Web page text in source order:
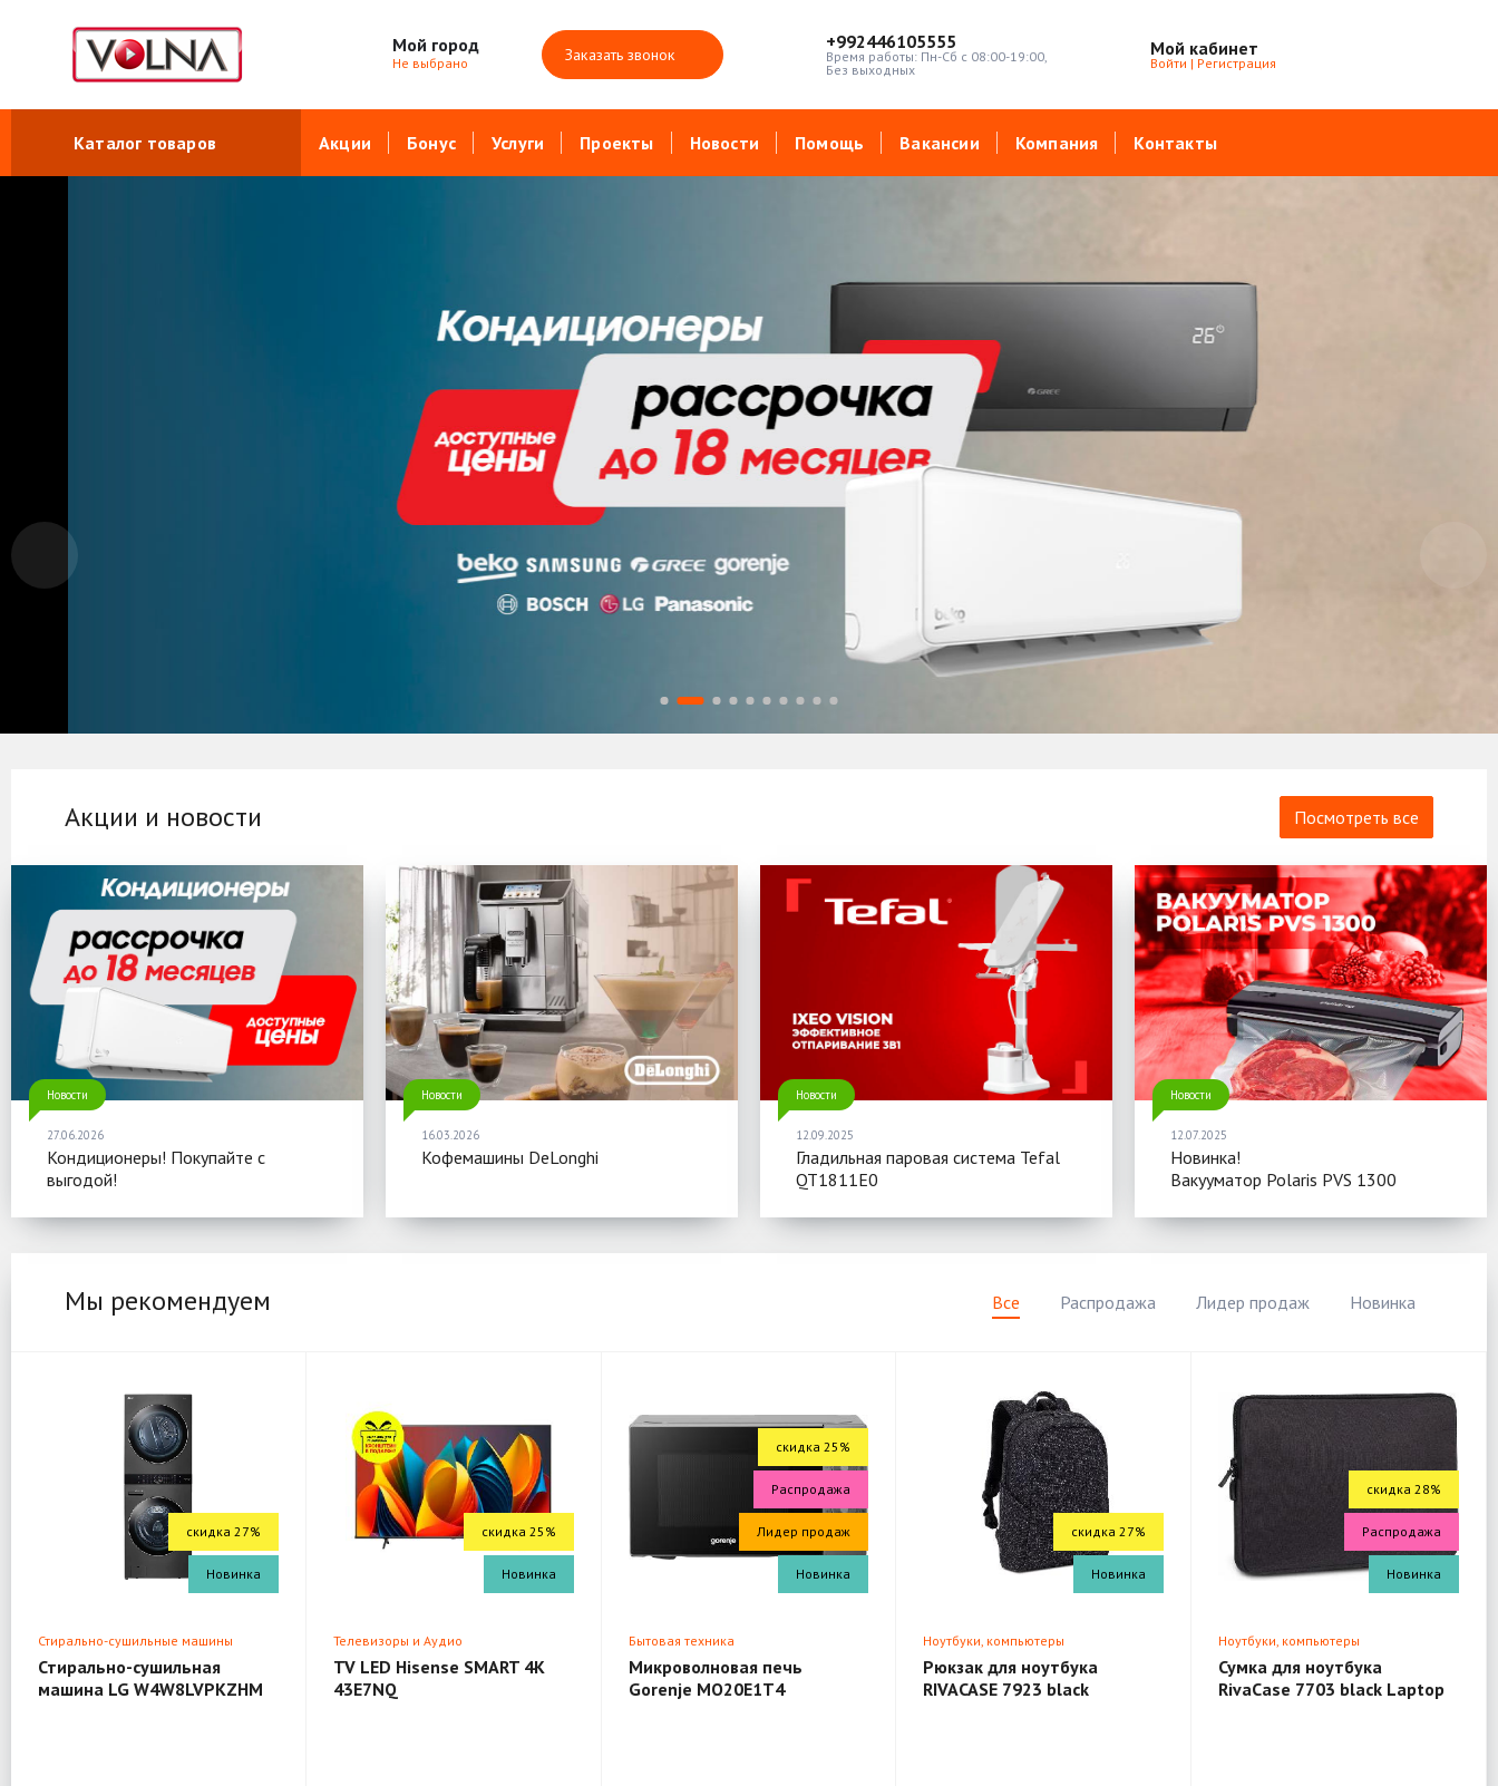
Мой город
Не выбрано Заказать звонок
+992446105555
Время работы: Пн-Сб с 08:00-19:00,
Без выходных
Мой кабинет
Войти | Регистрация
Каталог товаров Акции Бонус Услуги Проекты Новости Помощь Вакансии Компания Контакты
Акции и новости Посмотреть все
Новости
27.06.2026
Кондиционеры! Покупайте с
выгодой!
Новости
16.03.2026
Кофемашины DeLonghi
Новости
12.09.2025
Гладильная паровая система Tefal
QT1811E0
Новости
12.07.2025
Новинка!
Вакууматор Polaris PVS 1300
Мы рекомендуем Все Распродажа Лидер продаж Новинка
скидка 27%
Новинка
Стирально-сушильные машины
Стирально-сушильная
машина LG W4W8LVPKZHM
скидка 25%
Новинка
Телевизоры и Аудио
TV LED Hisense SMART 4K
43E7NQ
скидка 25%
Распродажа
Лидер продаж
Новинка
Бытовая техника
Микроволновая печь
Gorenje MO20E1T4
скидка 27%
Новинка
Ноутбуки, компьютеры
Рюкзак для ноутбука
RIVACASE 7923 black
скидка 28%
Распродажа
Новинка
Ноутбуки, компьютеры
Сумка для ноутбука
RivaCase 7703 black Laptop